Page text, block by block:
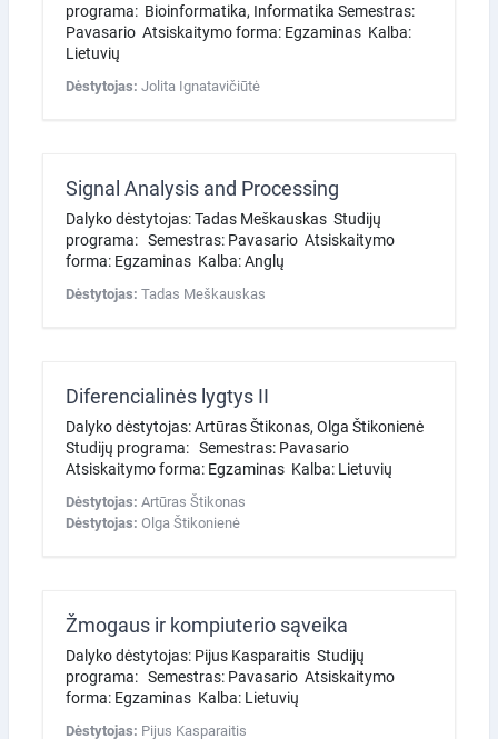
programa: Bioinformatika, Informatika Semestras:
Pavasario Atsiskaitymo forma: Egzaminas Kalba:
Lietuvių
Dėstytojas: Jolita Ignatavičiūtė
Signal Analysis and Processing
Dalyko dėstytojas: Tadas Meškauskas Studijų
programa: Semestras: Pavasario Atsiskaitymo
forma: Egzaminas Kalba: Anglų
Dėstytojas: Tadas Meškauskas
Diferencialinės lygtys II
Dalyko dėstytojas: Artūras Štikonas, Olga Štikonienė
Studijų programa: Semestras: Pavasario
Atsiskaitymo forma: Egzaminas Kalba: Lietuvių
Dėstytojas: Artūras Štikonas
Dėstytojas: Olga Štikonienė
Žmogaus ir kompiuterio sąveika
Dalyko dėstytojas: Pijus Kasparaitis Studijų
programa: Semestras: Pavasario Atsiskaitymo
forma: Egzaminas Kalba: Lietuvių
Dėstytojas: Pijus Kasparaitis